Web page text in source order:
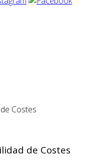
de Costes